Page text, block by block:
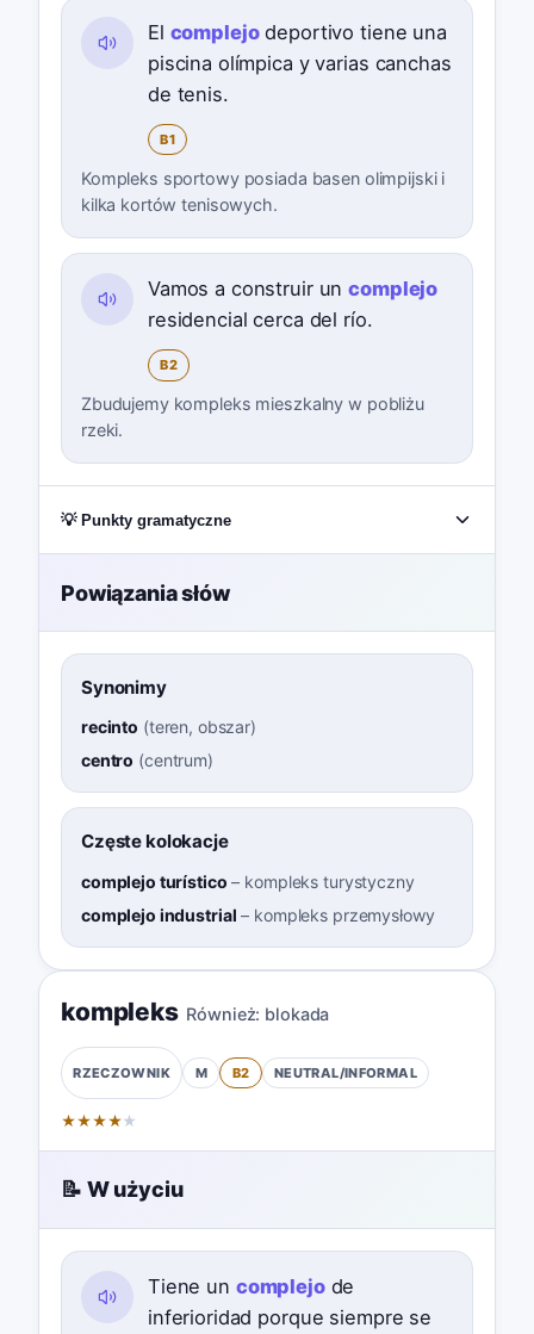
El complejodeportivo tiene una
piscina olímpica y varias canchas
de tenis.
B1
Kompleks sportowy posiada basen olimpijski i
kilka kortów tenisowych.
Vamos a construir uncomplejo
residencial cerca del río.
B2
Zbudujemy kompleks mieszkalny w pobliżu
rzeki.
💡 Punkty gramatyczne
Powiązania słów
Synonimy
recinto (teren, obszar)
centro (centrum)
Częste kolokacje
complejo turístico – kompleks turystyczny
complejo industrial – kompleks przemysłowy
kompleks Również: blokada
RZECZOWNIK M B2 NEUTRAL/INFORMAL
★★★★★
📝 W użyciu
Tiene un complejode
inferioridad porque siempre se